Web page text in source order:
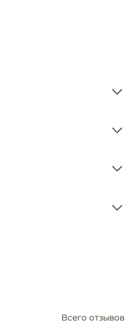
Всего отзывов